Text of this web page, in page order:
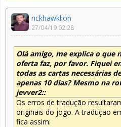
rickhawklion
27/04/19 02:28
Olá amigo, me explica o que
oferta faz, por favor. Fiquei
todas as cartas necessárias
apenas 10 dias? Mesmo na
jevver2::
Os erros de tradução
originais do jogo. A tradução
fica assim: